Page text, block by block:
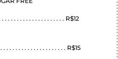
. . . . . . . . . . . . . . . . . . . . R$12
. . . . . . . . . . . . . . . . . . . . R$15